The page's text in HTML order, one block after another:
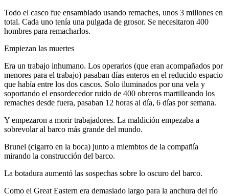
Todo el casco fue ensamblado usando remaches, unos 3 millones en
total. Cada uno tenía una pulgada de grosor. Se necesitaron 400
hombres para remacharlos.
Empiezan las muertes
Era un trabajo inhumano. Los operarios (que eran acompañados por
menores para el trabajo) pasaban días enteros en el reducido espacio
que había entre los dos cascos. Solo iluminados por una vela y
soportando el ensordecedor ruido de 400 obreros martilleando los
remaches desde fuera, pasaban 12 horas al día, 6 días por semana.
Y empezaron a morir trabajadores. La maldición empezaba a
sobrevolar al barco más grande del mundo.
Brunel (cigarro en la boca) junto a miembtos de la compañía
mirando la construcción del barco.
La botadura aumentó las sospechas sobre lo oscuro del barco.
Como el Great Eastern era demasiado largo para la anchura del río